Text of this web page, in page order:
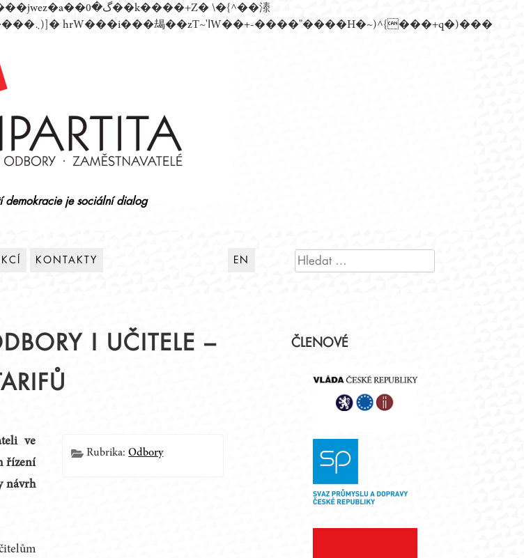
n�)���Z��)�����ڝǩ��+s�گ�0��k����+Z� \�{^���鞳����܆)]� hrW���i���朅��zƬ~'ߊW��+-����"����H�~)^{���+q�)���
demokracie je sociální dialog
KONTAKTY EN VYHLEDÁVÁNÍ
I UČITELE –
ve
řízení
návrh
Rubrika:Odbory
ČLENOVÉ